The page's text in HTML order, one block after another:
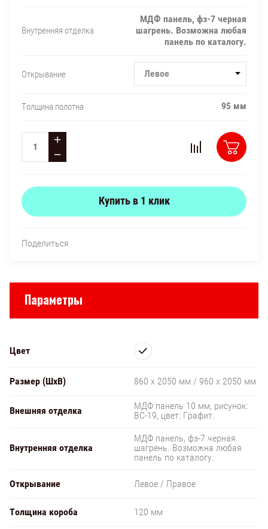
Внутренняя отделка
МДФ панель, фз-7 черная
шагрень. Возможна любая
панель по каталогу.
Открывание Левое
Толщина полотна 95 мм
+
−
Купить в 1 клик
Поделиться
Параметры
Цвет
Размер (ШxВ) 860 х 2050 мм / 960 х 2050 мм
Внешняя отделка
МДФ панель 10 мм, рисунок:
BC-19, цвет: Графит.
Внутренняя отделка
МДФ панель, фз-7 черная
шагрень. Возможна любая
панель по каталогу.
Открывание Левое / Правое
Толщина короба 120 мм